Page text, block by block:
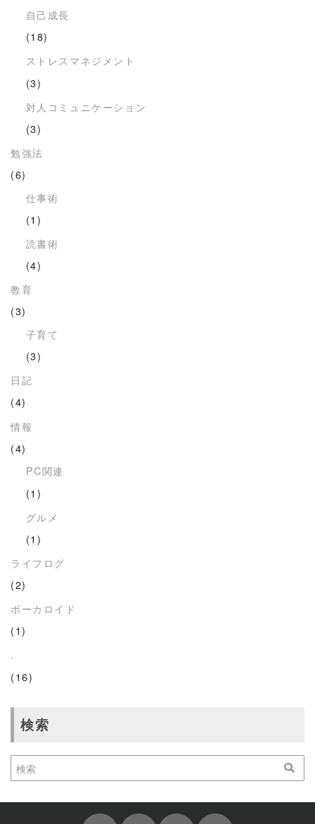
自己成長
(18)
ストレスマネジメント
(3)
対人コミュニケーション
(3)
勉強法
(6)
仕事術
(1)
読書術
(4)
教育
(3)
子育て
(3)
日記
(4)
情報
(4)
PC関連
(1)
グルメ
(1)
ライフログ
(2)
ボーカロイド
(1)
.
(16)
検索